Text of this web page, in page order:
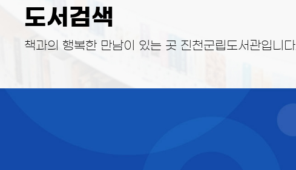
도서검색
책과의 행복한 만남이 있는 곳 진천군립도서관입니다.